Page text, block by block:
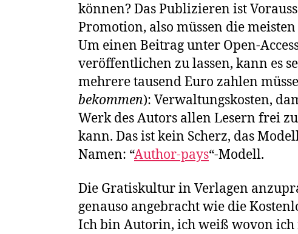
können? Das Publizieren ist
Promotion, also müssen die
Um einen Beitrag unter Open-
veröffentlichen zu lassen, kann es
mehrere tausend Euro zahlen
bekommen): Verwaltungskosten,
Werk des Autors allen Lesern frei
kann. Das ist kein Scherz, das
Namen: “Author-pays“-Modell.
Die Gratiskultur in Verlagen
genauso angebracht wie die
Ich bin Autorin, ich weiß wovon ich